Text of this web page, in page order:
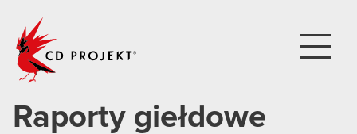
Raporty giełdowe